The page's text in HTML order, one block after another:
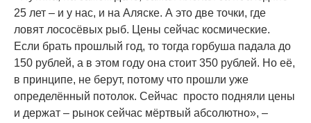
25 лет – и у нас, и на Аляске. А это две точки, где
ловят лососёвых рыб. Цены сейчас космические.
Если брать прошлый год, то тогда горбуша падала до
150 рублей, а в этом году она стоит 350 рублей. Но её,
в принципе, не берут, потому что прошли уже
определённый потолок. Сейчас просто подняли цены
и держат – рынок сейчас мёртвый абсолютно», –